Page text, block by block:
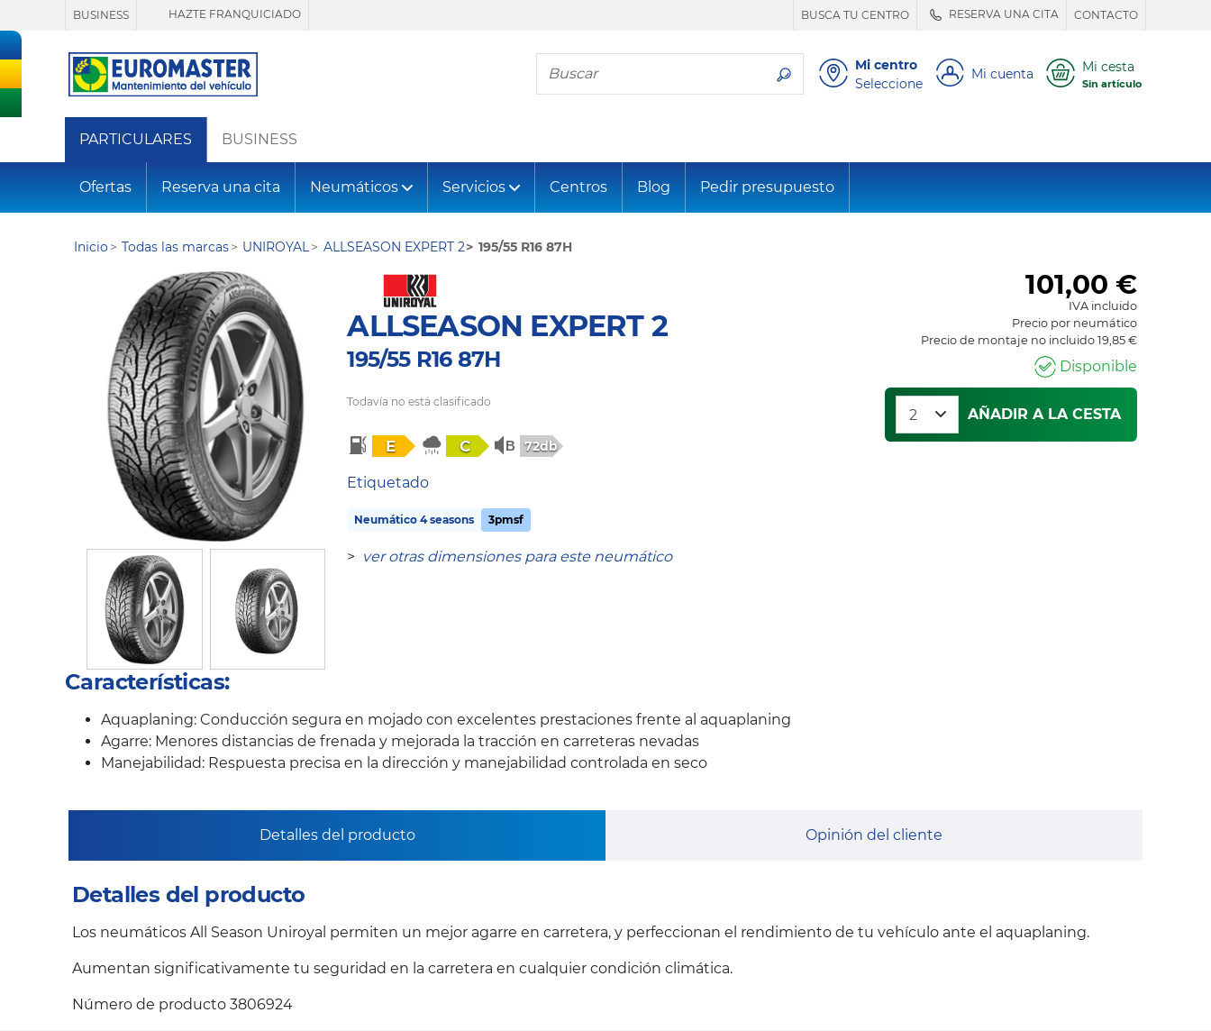
BUSINESS HAZTE FRANQUICIADO BUSCA TU CENTRO RESERVA UNA CITA CONTACTO
Busca tu neumático
Mi centro
Seleccione
Mi cuenta Mi cesta
Sin artículo
PARTICULARES BUSINESS
Ofertas Reserva una cita Neumáticos Servicios Centros Blog Pedir presupuesto
Inicio Todas las marcas UNIROYAL ALLSEASON EXPERT 2 195/55 R16 87H
ALLSEASON EXPERT 2
195/55 R16 87H
Todavía no está clasificado
E C 72db
Etiquetado
Neumático 4 seasons 3pmsf
> ver otras dimensiones para este neumático
101,00 €
IVA incluido
Precio por neumático
Precio de montaje no incluido 19,85 €
Disponible
AÑADIR A LA CESTA
Características:
Aquaplaning: Conducción segura en mojado con excelentes prestaciones frente al aquaplaning
Agarre: Menores distancias de frenada y mejorada la tracción en carreteras nevadas
Manejabilidad: Respuesta precisa en la dirección y manejabilidad controlada en seco
Detalles del producto Opinión del cliente
Detalles del producto
Los neumáticos All Season Uniroyal permiten un mejor agarre en carretera, y perfeccionan el rendimiento de tu vehículo ante el aquaplaning.
Aumentan significativamente tu seguridad en la carretera en cualquier condición climática.
Número de producto 3806924